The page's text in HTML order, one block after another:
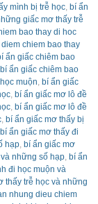
mình bị trễ học, bí ẩn
giấc mơ thấy trễ
bao thay di hoc
chiem bao thay
ẩn giấc chiêm bao
bí ẩn giấc chiêm bao
muộn, bí ẩn giấc
, bí ẩn giấc mơ lô đề
, bí ẩn giấc mơ lô đề
, bí ẩn giấc mơ thấy bị
bí ẩn giấc mơ thấy đi
hạp, bí ẩn giấc mơ
những số hạp, bí ẩn
đi học muộn và
thấy trễ học và những
nhung dieu chiem